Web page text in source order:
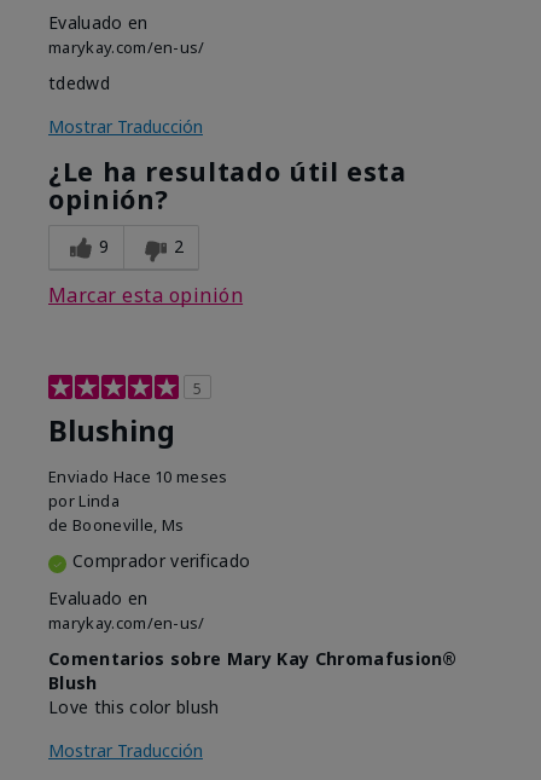
Evaluado en
marykay.com/en-us/
tdedwd
Mostrar Traducción
¿Le ha resultado útil esta
opinión?
9 2
Marcar esta opinión
5
Blushing
Enviado Hace 10 meses
por Linda
de Booneville, Ms
Comprador verificado
Evaluado en
marykay.com/en-us/
Comentarios sobre Mary Kay Chromafusion®
Blush
Love this color blush
Mostrar Traducción